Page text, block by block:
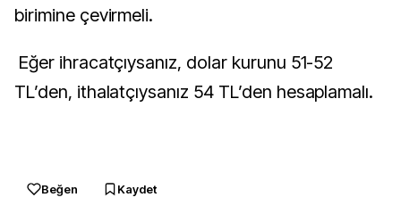
birimine çevirmeli.
Eğer ihracatçıysanız, dolar kurunu 51-52
TL’den, ithalatçıysanız 54 TL’den hesaplamalı.
Beğen Kaydet